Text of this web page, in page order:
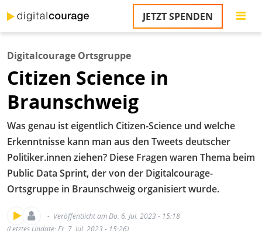
zum
Inhalt
JETZT SPENDEN
Digitalcourage Ortsgruppe
Citizen Science in
Braunschweig
Was genau ist eigentlich Citizen-Science und welche
Erkenntnisse kann man aus den Tweets deutscher
Politiker.innen ziehen? Diese Fragen waren Thema beim
Public Data Sprint, der von der Digitalcourage-
Ortsgruppe in Braunschweig organisiert wurde.
Veröffentlicht am Do. 6. Jul. 2023 - 15:18
(Letztes Update: Fr. 7. Jul. 2023 - 15:26)